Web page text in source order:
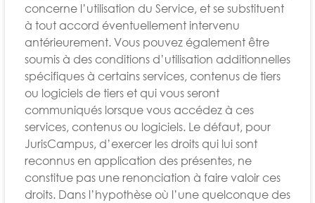
concerne l’utilisation du Service, et se substituent
à tout accord éventuellement intervenu
antérieurement. Vous pouvez également être
soumis à des conditions d’utilisation additionnelles
spécifiques à certains services, contenus de tiers
ou logiciels de tiers et qui vous seront
communiqués lorsque vous accédez à ces
services, contenus ou logiciels. Le défaut, pour
JurisCampus, d’exercer les droits qui lui sont
reconnus en application des présentes, ne
constitue pas une renonciation à faire valoir ces
droits. Dans l’hypothèse où l’une quelconque des